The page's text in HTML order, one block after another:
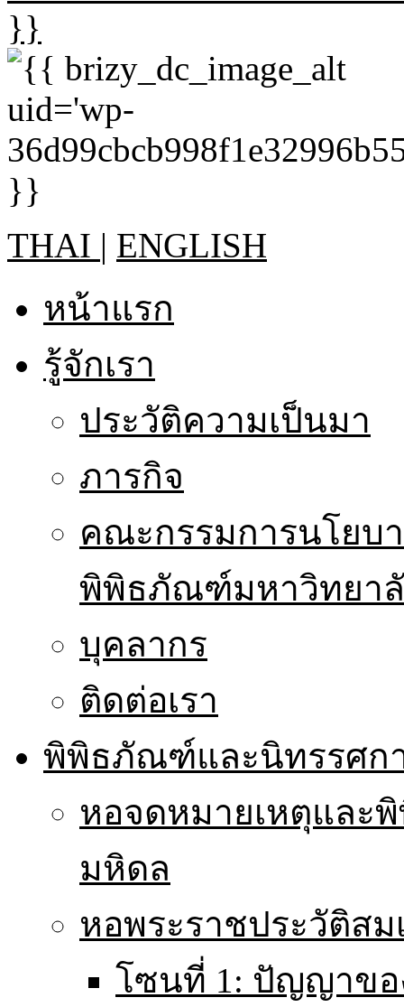
THAI | ENGLISH
หน้าแรก
รู้จักเรา
ประวัติความเป็นมา
ภารกิจ
คณะกรรมการนโยบ
พิพิธภัณฑ์มหาวิทยา
บุคลากร
ติดต่อเรา
พิพิธภัณฑ์และนิทรรศก
หอจดหมายเหตุและ
มหิดล
หอพระราชประวัติส
โซนที่ 1: ปัญญาข